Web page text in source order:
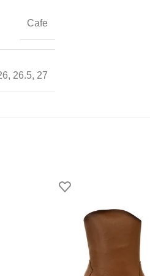
Cafe
, 26.5, 27